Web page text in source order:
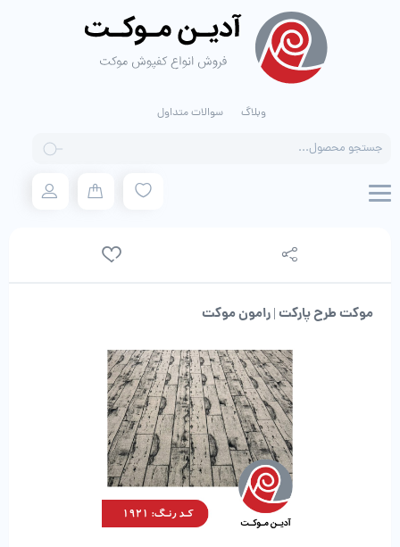
وبلاگ سوالات متداول
search
موکت طرح پارکت | رامون موکت